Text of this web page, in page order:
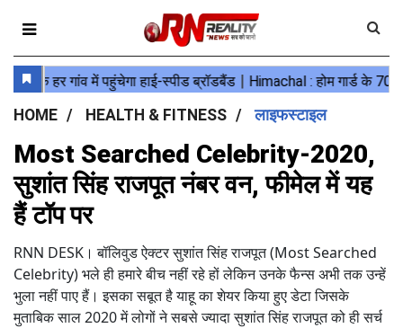
HOME HEALTH & FITNESS लाइफस्टाइल
Most Searched Celebrity-2020,
सुशांत सिंह राजपूत नंबर वन, फीमेल में यह
हैं टॉप पर
RNN DESK। बॉलिवुड ऐक्टर सुशांत सिंह राजपूत (Most Searched
Celebrity) भले ही हमारे बीच नहीं रहे हों लेकिन उनके फैन्स अभी तक उन्हें
भुला नहीं पाए हैं। इसका सबूत है याहू का शेयर किया हुए डेटा जिसके
मुताबिक साल 2020 में लोगों ने सबसे ज्यादा सुशांत सिंह राजपूत को ही सर्च